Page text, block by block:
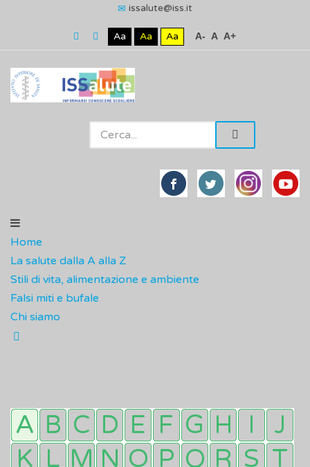
issalute@iss.it
Aa Aa Aa A- A A+
Home
La salute dalla A alla Z
Stili di vita, alimentazione e ambiente
Falsi miti e bufale
Chi siamo